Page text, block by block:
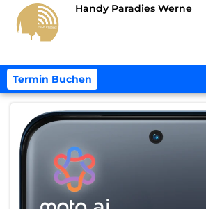
Handy Paradies Werne
Termin Buchen